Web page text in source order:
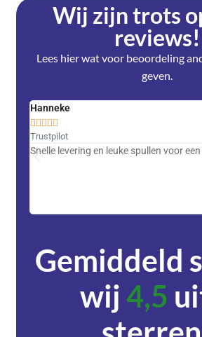
Wij zijn trots
reviews!
Lees hier wat voor beoordeling
geven.
Hanneke

Trustpilot
Snelle levering en leuke spullen voor
Gemiddeld
wij4,5